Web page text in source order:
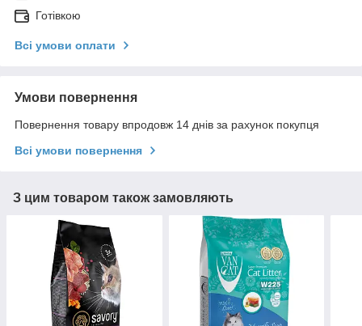
Готівкою
Всі умови оплати
Умови повернення
Повернення товару впродовж 14 днів за рахунок покупця
Всі умови повернення
З цим товаром також замовляють